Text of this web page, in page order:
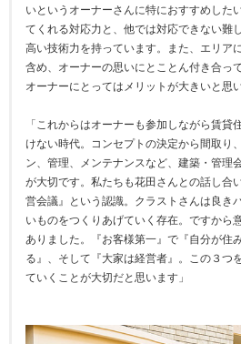
いというオーナーさんに特におすすめした
てくれる対応力と、他では対応できない難
高い技術力を持っています。また、エリア
含め、オーナーの思いにとことん付き合っ
オーナーにとってはメリットが大きいと思
「これからはオーナーも参加しながら賃
けない時代。コンセプトの決定から間取り
ン、管理、メンテナンスなど、建築・管理
が大切です。私たちも花田さんとの話し合
営会議』という認識。クラストさんは良き
いものをつくりあげていく存在。ですから
ありました。『お客様第一』で『自分が住
る』、そして『大家は経営者』。この３つ
ていくことが大切だと思います」